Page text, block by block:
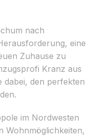
nach
eine
Zuhause zu
Kranz aus
dabei, den perfekten
im Nordwesten
Wohnmöglichkeiten,